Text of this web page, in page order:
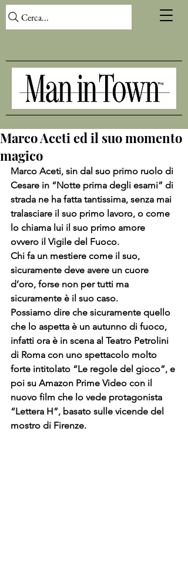
Cerca...
Marco Aceti ed il suo momento
magico
Marco Aceti, sin dal suo primo ruolo di
Cesare in “Notte prima degli esami” di
strada ne ha fatta tantissima, senza mai
tralasciare il suo primo lavoro, o come
lo chiama lui il suo primo amore
ovvero il Vigile del Fuoco.
Chi fa un mestiere come il suo,
sicuramente deve avere un cuore
d’oro, forse non per tutti ma
sicuramente è il suo caso.
Possiamo dire che sicuramente quello
che lo aspetta è un autunno di fuoco,
infatti ora è in scena al Teatro Petrolini
di Roma con uno spettacolo molto
forte intitolato “Le regole del gioco”, e
poi su Amazon Prime Video con il
nuovo film che lo vede protagonista
“Lettera H”, basato sulle vicende del
mostro di Firenze.